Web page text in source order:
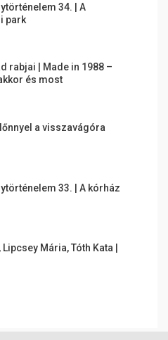
34. | A
park
rabjai | Made in 1988 –
és most
a visszavágóra
33. | A kórház
Mária, Tóth Kata |